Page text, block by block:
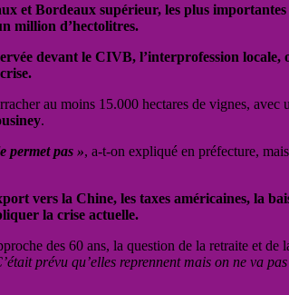
et Bordeaux supérieur, les plus
million d’hectolitres.
devant le CIVB, l’interprofession
au moins 15.000 hectares de vignes, avec
.
permet pas », a-t-on expliqué en préfecture, mais
vers la Chine, les taxes américaines, la
la crise actuelle.
des 60 ans, la question de la retraite et
prévu qu’elles reprennent mais on ne va